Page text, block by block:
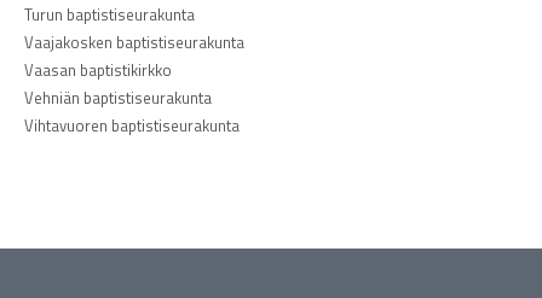
Turun baptistiseurakunta
Vaajakosken baptistiseurakunta
Vaasan baptistikirkko
Vehniän baptistiseurakunta
Vihtavuoren baptistiseurakunta